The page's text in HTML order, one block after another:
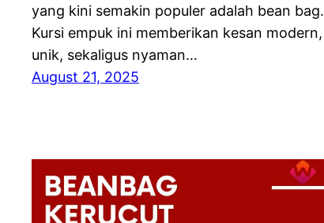
yang kini semakin populer adalah bean bag.
Kursi empuk ini memberikan kesan modern,
unik, sekaligus nyaman…
August 21, 2025